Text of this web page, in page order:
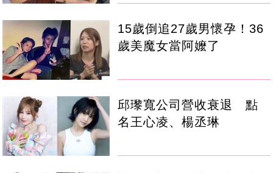
15歲倒追27歲男懷孕！36
歲美魔女當阿嬤了
邱瓈寬公司營收衰退 點
名王心凌、楊丞琳